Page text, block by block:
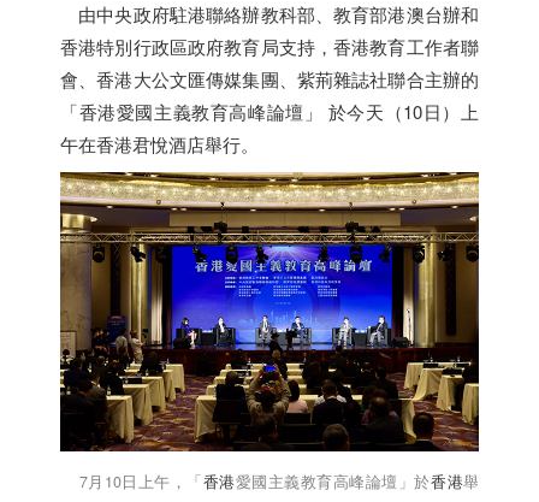
由中央政府駐港聯絡辦教科部、教育部港澳台辦和
香港特別行政區政府教育局支持，香港教育工作者聯
會、香港大公文匯傳媒集團、紫荊雜誌社聯合主辦的
「香港愛國主義教育高峰論壇」 於今天（10日）上
午在香港君悅酒店舉行。
7月10日上午，「香港愛國主義教育高峰論壇」於香港舉